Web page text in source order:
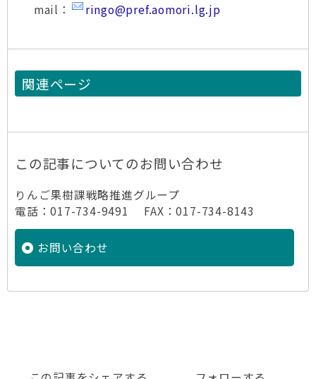
mail：
ringo@pref.aomori.lg.jp
関連ページ
この記事についてのお問い合わせ
りんご果樹課戦略推進グループ
電話：017-734-9491 FAX：017-734-8143
お問い合わせ